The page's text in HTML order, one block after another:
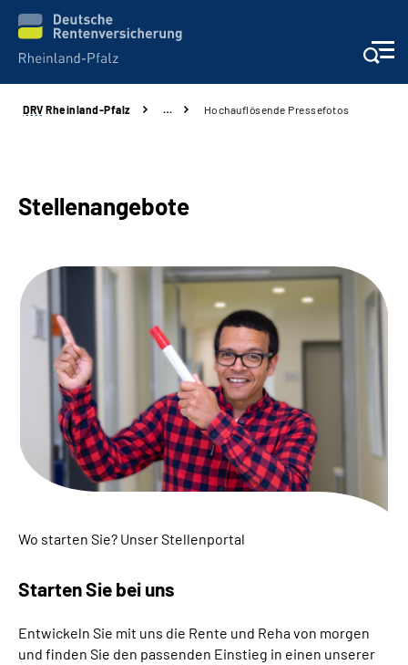
Unsere Leistungen
Online-Services
Karriere
Presse
Über uns
Inhalte in Gebärdensprache (DGS)
Leichte Sprache
Mein Kundenportal
DRV Rheinland-Pfalz … Hochauflösende Pressefotos
Stellenangebote
Wo starten Sie? Unser Stellenportal
Starten Sie bei uns
Entwickeln Sie mit uns die Rente und Reha von morgen
und finden Sie den passenden Einstieg in einen unserer